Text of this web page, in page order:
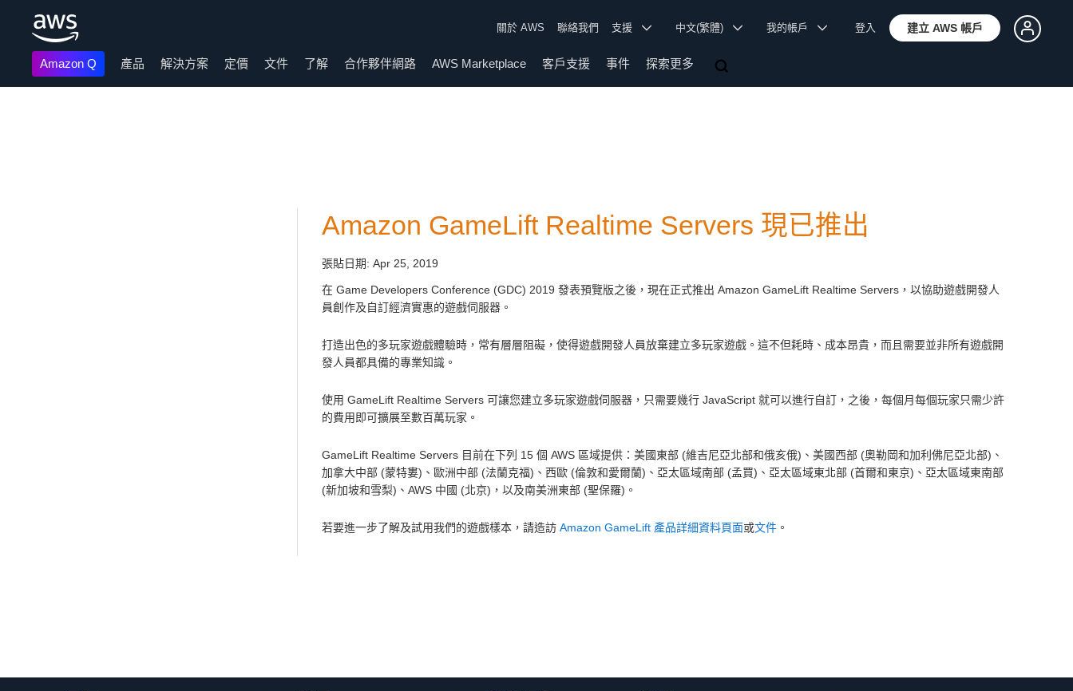
關於 AWS 聯絡我們 支援 中文(繁體) 我的帳戶 登入 建立 AWS 帳戶
Amazon Q 產品 解決方案 定價 文件 了解 合作夥伴網路 AWS Marketplace 客戶支援 事件 探索更多
Amazon GameLift Realtime Servers 現已推出
張貼日期: Apr 25, 2019
在 Game Developers Conference (GDC) 2019 發表預覽版之後，現在正式推出 Amazon GameLift Realtime Servers，以協助遊戲開發人
員創作及自訂經濟實惠的遊戲伺服器。
打造出色的多玩家遊戲體驗時，常有層層阻礙，使得遊戲開發人員放棄建立多玩家遊戲。這不但耗時、成本昂貴，而且需要並非所有遊戲開
發人員都具備的專業知識。
使用 GameLift Realtime Servers 可讓您建立多玩家遊戲伺服器，只需要幾行 JavaScript 就可以進行自訂，之後，每個月每個玩家只需少許
的費用即可擴展至數百萬玩家。
GameLift Realtime Servers 目前在下列 15 個 AWS 區域提供：美國東部 (維吉尼亞北部和俄亥俄)、美國西部 (奧勒岡和加利佛尼亞北部)、
加拿大中部 (蒙特婁)、歐洲中部 (法蘭克福)、西歐 (倫敦和愛爾蘭)、亞太區域南部 (孟買)、亞太區域東北部 (首爾和東京)、亞太區域東南部
(新加坡和雪梨)、AWS 中國 (北京)，以及南美洲東部 (聖保羅)。
若要進一步了解及試用我們的遊戲樣本，請造訪 Amazon GameLift 產品詳細資料頁面或文件 。